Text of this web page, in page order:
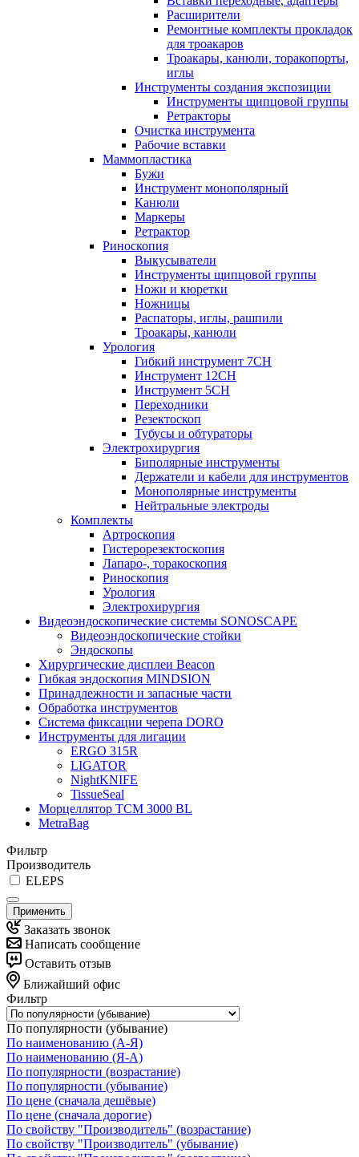
Расширители
Ремонтные комплекты прокладок
для троакаров
Троакары, канюли, торакопорты,
иглы
Инструменты создания экспозиции
Инструменты щипцовой группы
Ретракторы
Очистка инструмента
Рабочие вставки
Маммопластика
Бужи
Инструмент монополярный
Канюли
Маркеры
Ретрактор
Риноскопия
Выкусыватели
Инструменты щипцовой группы
Ножи и кюретки
Ножницы
Распаторы, иглы, рашпили
Троакары, канюли
Урология
Гибкий инструмент 7CH
Инструмент 12CH
Инструмент 5CH
Переходники
Резектоскоп
Тубусы и обтураторы
Электрохирургия
Биполярные инструменты
Держатели и кабели для инструментов
Монополярные инструменты
Нейтральные электроды
Комплекты
Артроскопия
Гистерорезектоскопия
Лапаро-, торакоскопия
Риноскопия
Урология
Электрохирургия
Видеоэндоскопические системы SONOSCAPE
Видеоэндоскопические стойки
Эндоскопы
Хирургические дисплеи Beacon
Гибкая эндоскопия MINDSION
Принадлежности и запасные части
Обработка инструментов
Система фиксации черепа DORO
Инструменты для лигации
ERGO 315R
LIGATOR
NightKNIFE
TissueSeal
Морцеллятор ТСМ 3000 BL
MetraBag
Фильтр
Производитель
ELEPS
Применить
Заказать звонок
Написать сообщение
Оставить отзыв
Ближайший офис
Фильтр
По популярности (убывание)
По наименованию (А-Я)
По наименованию (Я-А)
По популярности (возрастание)
По популярности (убывание)
По цене (сначала дешёвые)
По цене (сначала дорогие)
По свойству "Производитель" (возрастание)
По свойству "Производитель" (убывание)